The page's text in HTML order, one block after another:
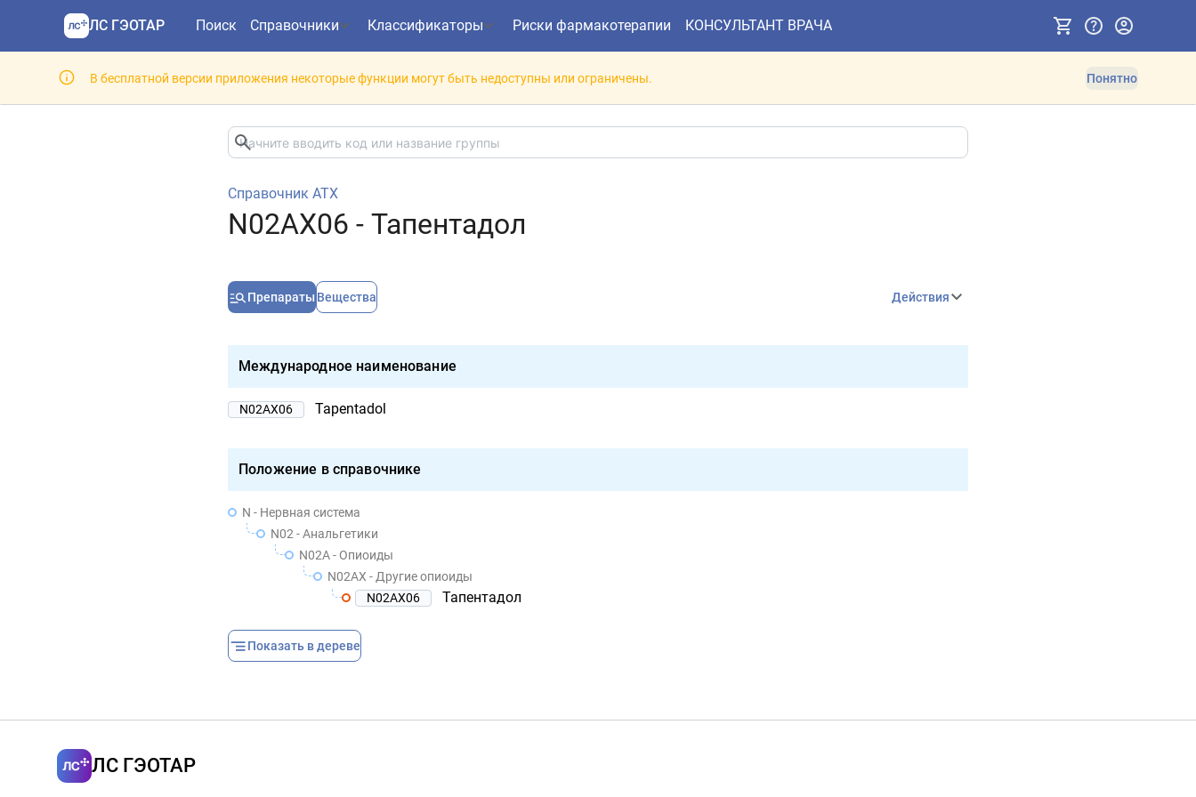
ЛС ГЭОТАР Поиск Справочники Классификаторы Риски фармакотерапии КОНСУЛЬТАНТ ВРАЧА
В бесплатной версии приложения некоторые функции могут быть недоступны или ограничены. Понятно
Справочник АТХ
N02AX06 - Тапентадол
Препараты Вещества Действия
Международное наименование
N02AX06 Tapentadol
Положение в справочнике
N - Нервная система
N02 - Анальгетики
N02A - Опиоиды
N02AX - Другие опиоиды
N02AX06
Тапентадол
Показать в дереве
ЛС ГЭОТАР